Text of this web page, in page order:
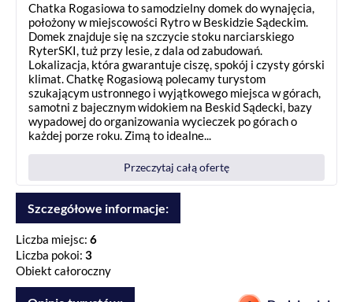
Chatka Rogasiowa to samodzielny domek do wynajęcia,
położony w miejscowości Rytro w Beskidzie Sądeckim.
Domek znajduje się na szczycie stoku narciarskiego
RyterSKI, tuż przy lesie, z dala od zabudowań.
Lokalizacja, która gwarantuje ciszę, spokój i czysty górski
klimat. Chatkę Rogasiową polecamy turystom
szukającym ustronnego i wyjątkowego miejsca w górach,
samotni z bajecznym widokiem na Beskid Sądecki, bazy
wypadowej do organizowania wycieczek po górach o
każdej porze roku. Zimą to idealne...
Przeczytaj całą ofertę
Szczegółowe informacje:
Liczba miejsc: 6
Liczba pokoi: 3
Obiekt całoroczny